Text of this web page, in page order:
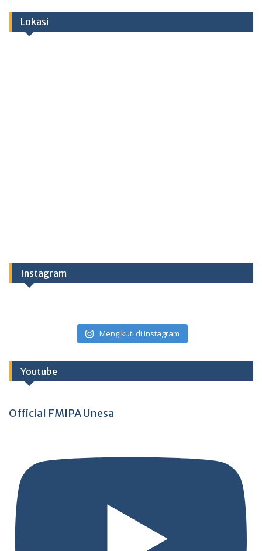
Lokasi
Instagram
Mengikuti di Instagram
Youtube
Official FMIPA Unesa